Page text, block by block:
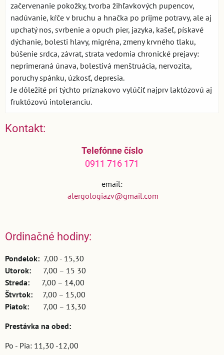
začervenanie pokožky, tvorba žihľavkových pupencov,
nadúvanie, kŕče v bruchu a hnačka po prijme potravy, ale aj
upchatý nos, svrbenie a opuch pier, jazyka, kašeľ, pískavé
dýchanie, bolesti hlavy, migréna, zmeny krvného tlaku,
búšenie srdca, závrat, strata vedomia chronické prejavy:
neprimeraná únava, bolestivá menštruácia, nervozita,
poruchy spánku, úzkosť, depresia.
Je dôležité pri týchto príznakovo vylúčiť najprv laktózovú aj
fruktózovú intoleranciu.
Kontakt:
Telefónne číslo
0911 716 171
email:
alergologiazv@gmail.com
Ordinačné hodiny:
Pondelok: 7,00 - 15,30
Utorok: 7,00 – 15 30
Streda: 7,00 – 14,00
Štvrtok:
7,00 – 15,00
Piatok: 7,00 – 13,30
Prestávka na obed:
Po - Pia: 11,30 -12,00